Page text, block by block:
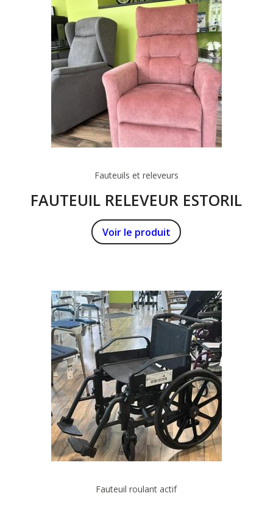
Fauteuils et releveurs
FAUTEUIL RELEVEUR ESTORIL
Voir le produit
Fauteuil roulant actif